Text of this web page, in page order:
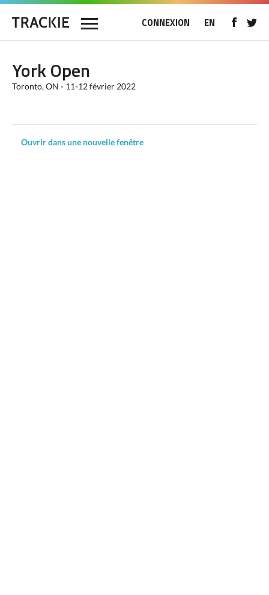
CONNEXION EN
York Open
Toronto, ON - 11-12 février 2022
Ouvrir dans une nouvelle fenêtre